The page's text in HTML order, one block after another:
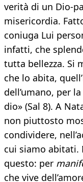
verità di un Dio-
misericordia.
coniuga Lui
infatti, che
tutta bellezza. Si
che lo abita,
dell’umano, per
dio» (Sal 8). A
non piuttosto
condividere,
cui siamo abitati.
questo: per
che vive